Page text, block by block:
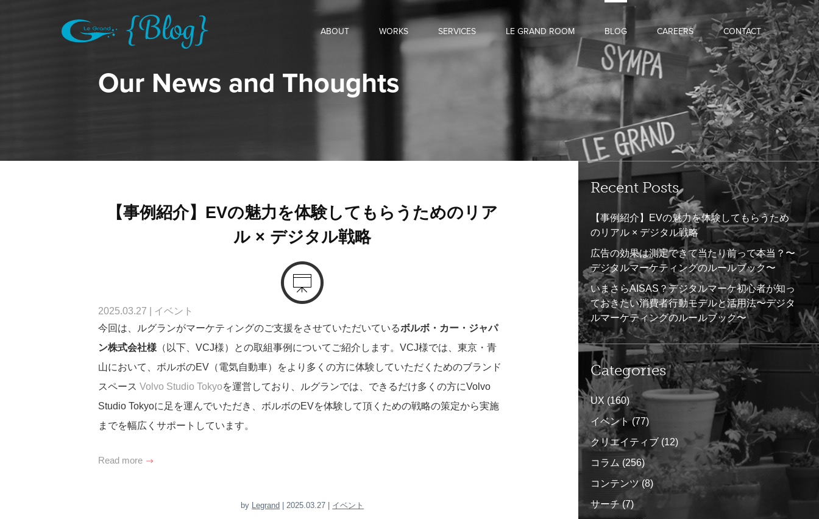
ABOUT WORKS SERVICES LE GRAND ROOM BLOG CAREERS CONTACT
Our News and Thoughts
【事例紹介】EVの魅力を体験してもらうためのリア
ル × デジタル戦略
2025.03.27
イベント
今回は、ルグランがマーケティングのご支援をさせていただいているボルボ・カー・ジャパ
ン株式会社様 （以下、VCJ様）との取組事例についてご紹介します。VCJ様では、東京・青
山において、ボルボのEV（電気自動車）をより多くの方に体験していただくためのブランド
スペースVolvo Studio Tokyoを運営しており、ルグランでは、できるだけ多くの方にVolvo
Studio Tokyoに足を運んでいただき、ボルボのEVを体験して頂くための戦略の策定から実施
までを幅広くサポートしています。
Read more
by Legrand | 2025.03.27 | イベント
Recent Posts
【事例紹介】EVの魅力を体験してもらうため
のリアル × デジタル戦略
広告の効果は測定できて当たり前って本当？〜
デジタルマーケティングのルールブック〜
いまさらAISAS？デジタルマーケ初心者が知っ
ておきたい消費者行動モデルと活用法〜デジタ
ルマーケティングのルールブック〜
Categories
UX (160)
イベント(77)
クリエイティブ (12)
コラム (256)
コンテンツ(8)
サーチ(7)